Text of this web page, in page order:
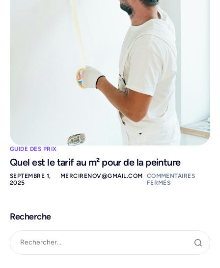
GUIDE DES PRIX
Quel est le tarif au m² pour de la peinture
SEPTEMBRE 1,
2025
MERCIRENOV@GMAIL.COM
COMMENTAIRES
FERMÉS
Recherche